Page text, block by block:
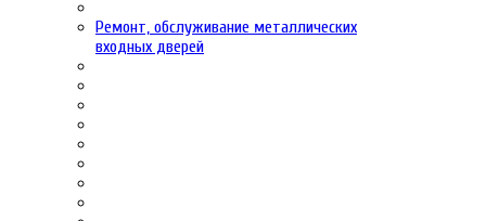
Ремонт, обслуживание металлических
входных дверей